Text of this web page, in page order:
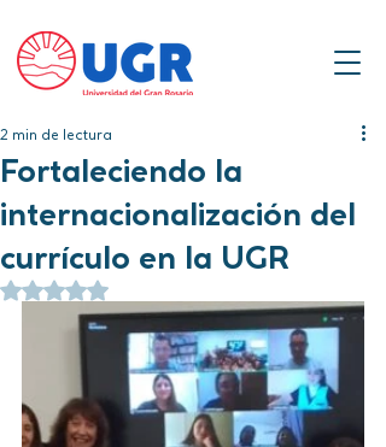
Fortaleciendo la
internacionalización del
currículo en la UGR
2 min de lectura
Obtuvo NaN de 5 estrellas.